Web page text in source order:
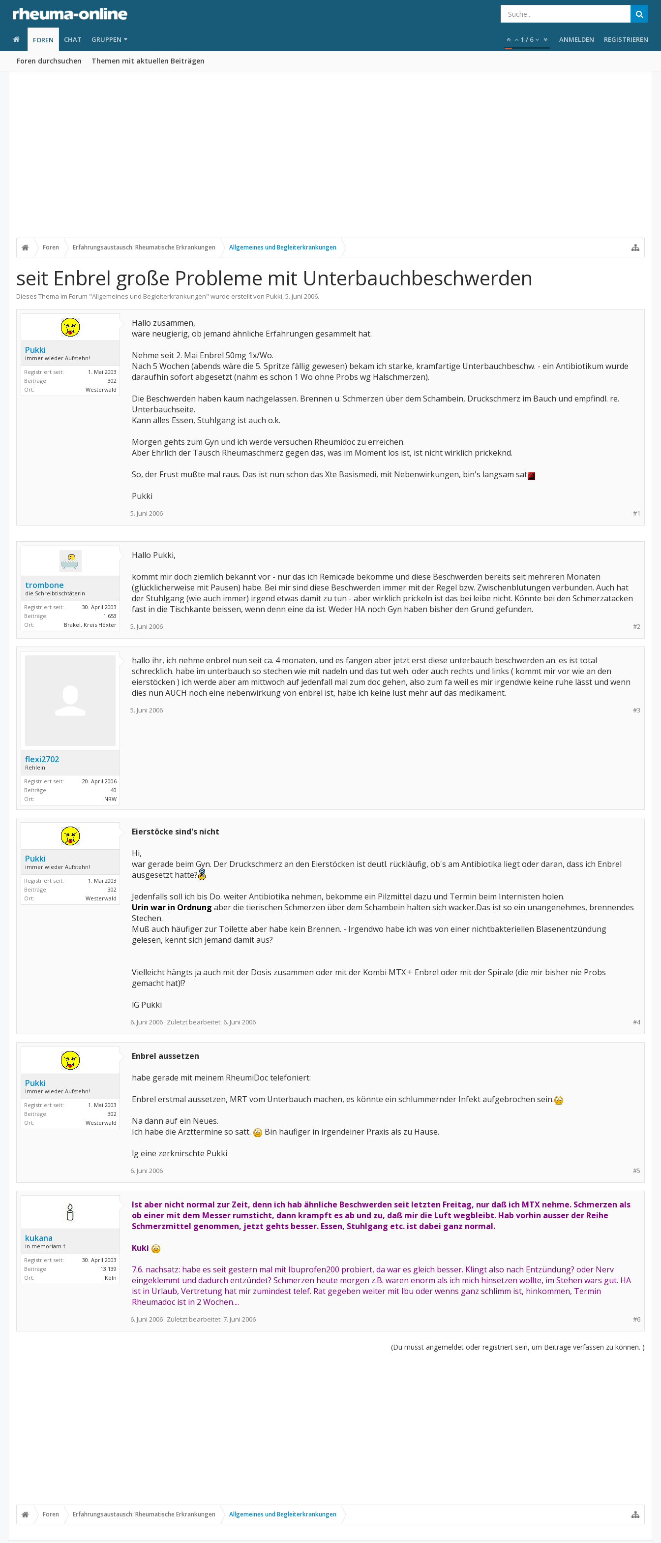
FOREN
Foren durchsuchen Themen mit aktuellen Beiträgen
CHAT GRUPPEN 1 / 6 ANMELDEN REGISTRIEREN
Foren Erfahrungsaustausch: Rheumatische Erkrankungen Allgemeines und Begleiterkrankungen
seit Enbrel große Probleme mit Unterbauchbeschwerden
Dieses Thema im Forum "Allgemeines und Begleiterkrankungen" wurde erstellt von Pukki,5. Juni 2006.
Pukki
immer wieder Aufstehn!
Registriert seit:
1. Mai 2003
Beiträge:
302
Ort:
Westerwald
Hallo zusammen,
wäre neugierig, ob jemand ähnliche Erfahrungen gesammelt hat.
Nehme seit 2. Mai Enbrel 50mg 1x/Wo.
Nach 5 Wochen (abends wäre die 5. Spritze fällig gewesen) bekam ich starke, kramfartige Unterbauchbeschw. - ein Antibiotikum wurde
daraufhin sofort abgesetzt (nahm es schon 1 Wo ohne Probs wg Halschmerzen).
Die Beschwerden haben kaum nachgelassen. Brennen u. Schmerzen über dem Schambein, Druckschmerz im Bauch und empfindl. re.
Unterbauchseite.
Kann alles Essen, Stuhlgang ist auch o.k.
Morgen gehts zum Gyn und ich werde versuchen Rheumidoc zu erreichen.
Aber Ehrlich der Tausch Rheumaschmerz gegen das, was im Moment los ist, ist nicht wirklich prickeknd.
So, der Frust mußte mal raus. Das ist nun schon das Xte Basismedi, mit Nebenwirkungen, bin's langsam sat
Pukki
#1
5. Juni 2006
trombone
die Schreibtischtäterin
Registriert seit:
30. April 2003
Beiträge:
1.653
Ort:
Brakel, Kreis Höxter
Hallo Pukki,
kommt mir doch ziemlich bekannt vor - nur das ich Remicade bekomme und diese Beschwerden bereits seit mehreren Monaten
(glücklicherweise mit Pausen) habe. Bei mir sind diese Beschwerden immer mit der Regel bzw. Zwischenblutungen verbunden. Auch hat
der Stuhlgang (wie auch immer) irgend etwas damit zu tun - aber wirklich prickeln ist das bei leibe nicht. Könnte bei den Schmerzatacken
fast in die Tischkante beissen, wenn denn eine da ist. Weder HA noch Gyn haben bisher den Grund gefunden.
#2
5. Juni 2006
flexi2702
Rehlein
Registriert seit:
20. April 2006
Beiträge:
40
Ort:
NRW
hallo ihr, ich nehme enbrel nun seit ca. 4 monaten, und es fangen aber jetzt erst diese unterbauch beschwerden an. es ist total
schrecklich. habe im unterbauch so stechen wie mit nadeln und das tut weh. oder auch rechts und links ( kommt mir vor wie an den
eierstöcken ) ich werde aber am mittwoch auf jedenfall mal zum doc gehen, also zum fa weil es mir irgendwie keine ruhe lässt und wenn
dies nun AUCH noch eine nebenwirkung von enbrel ist, habe ich keine lust mehr auf das medikament.
#3
5. Juni 2006
Pukki
immer wieder Aufstehn!
Registriert seit:
1. Mai 2003
Beiträge:
302
Ort:
Westerwald
Eierstöcke sind's nicht
Hi,
war gerade beim Gyn. Der Druckschmerz an den Eierstöcken ist deutl. rückläufig, ob's am Antibiotika liegt oder daran, dass ich Enbrel
ausgesetzt hatte?
Jedenfalls soll ich bis Do. weiter Antibiotika nehmen, bekomme ein Pilzmittel dazu und Termin beim Internisten holen.
Urin war in Ordnung aber die tierischen Schmerzen über dem Schambein halten sich wacker.Das ist so ein unangenehmes, brennendes
Stechen.
Muß auch häufiger zur Toilette aber habe kein Brennen. - Irgendwo habe ich was von einer nichtbakteriellen Blasenentzündung
gelesen, kennt sich jemand damit aus?
Vielleicht hängts ja auch mit der Dosis zusammen oder mit der Kombi MTX + Enbrel oder mit der Spirale (die mir bisher nie Probs
gemacht hat)!?
lG Pukki
#4
6. Juni 2006 Zuletzt bearbeitet: 6. Juni 2006
Pukki
immer wieder Aufstehn!
Registriert seit:
1. Mai 2003
Beiträge:
302
Ort:
Westerwald
Enbrel aussetzen
habe gerade mit meinem RheumiDoc telefoniert:
Enbrel erstmal aussetzen, MRT vom Unterbauch machen, es könnte ein schlummernder Infekt aufgebrochen sein.
Na dann auf ein Neues.
Ich habe die Arzttermine so satt.
Bin häufiger in irgendeiner Praxis als zu Hause.
lg eine zerknirschte Pukki
#5
6. Juni 2006
kukana
in memoriam †
Registriert seit:
30. April 2003
Beiträge:
13.139
Ort:
Köln
Ist aber nicht normal zur Zeit, denn ich hab ähnliche Beschwerden seit letzten Freitag, nur daß ich MTX nehme. Schmerzen als
ob einer mit dem Messer rumsticht, dann krampft es ab und zu, daß mir die Luft wegbleibt. Hab vorhin ausser der Reihe
Schmerzmittel genommen, jetzt gehts besser. Essen, Stuhlgang etc. ist dabei ganz normal.
Kuki
7.6. nachsatz: habe es seit gestern mal mit Ibuprofen200 probiert, da war es gleich besser. Klingt also nach Entzündung? oder Nerv
eingeklemmt und dadurch entzündet? Schmerzen heute morgen z.B. waren enorm als ich mich hinsetzen wollte, im Stehen wars gut. HA
ist in Urlaub, Vertretung hat mir zumindest telef. Rat gegeben weiter mit Ibu oder wenns ganz schlimm ist, hinkommen, Termin
Rheumadoc ist in 2 Wochen....
#6
6. Juni 2006 Zuletzt bearbeitet: 7. Juni 2006
(Du musst angemeldet oder registriert sein, um Beiträge verfassen zu können. )
Foren Erfahrungsaustausch: Rheumatische Erkrankungen Allgemeines und Begleiterkrankungen